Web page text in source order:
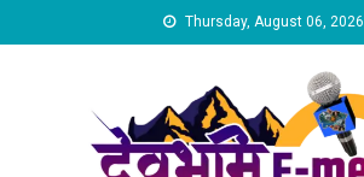
to
Thursday, August 06, 2026